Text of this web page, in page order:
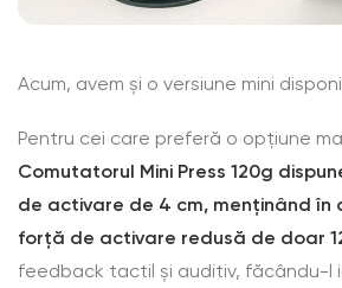
Acum, avem și o versiune mini
Pentru cei care preferă o opțiune
Comutatorul Mini Press 120g
de activare de 4 cm, menținând în
forță de activare redusă de doar
feedback tactil și auditiv, făcându-l